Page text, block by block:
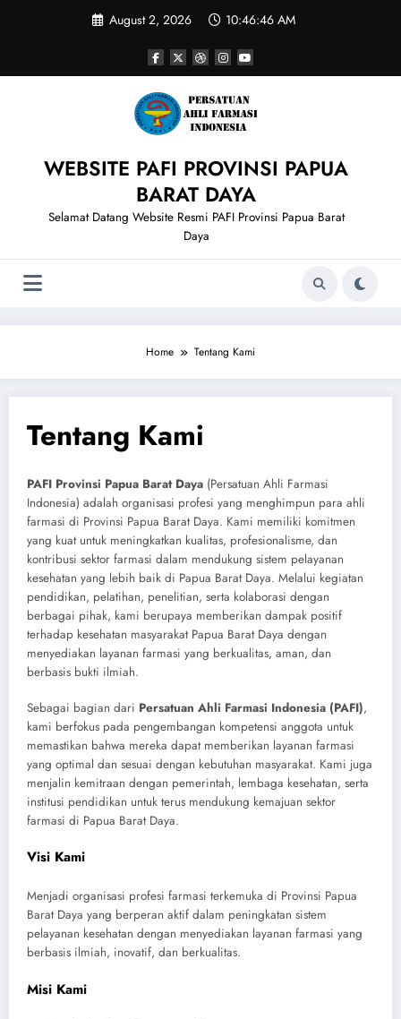
August 2, 2026 10:46:46 AM
WEBSITE PAFI PROVINSI PAPUA
BARAT DAYA
Selamat Datang Website Resmi PAFI Provinsi Papua Barat
Daya
Home Tentang Kami
Tentang Kami
PAFI Provinsi Papua Barat Daya (Persatuan Ahli Farmasi
Indonesia) adalah organisasi profesi yang menghimpun para ahli
farmasi di Provinsi Papua Barat Daya. Kami memiliki komitmen
yang kuat untuk meningkatkan kualitas, profesionalisme, dan
kontribusi sektor farmasi dalam mendukung sistem pelayanan
kesehatan yang lebih baik di Papua Barat Daya. Melalui kegiatan
pendidikan, pelatihan, penelitian, serta kolaborasi dengan
berbagai pihak, kami berupaya memberikan dampak positif
terhadap kesehatan masyarakat Papua Barat Daya dengan
menyediakan layanan farmasi yang berkualitas, aman, dan
berbasis bukti ilmiah.
Sebagai bagian dari Persatuan Ahli Farmasi Indonesia (PAFI),
kami berfokus pada pengembangan kompetensi anggota untuk
memastikan bahwa mereka dapat memberikan layanan farmasi
yang optimal dan sesuai dengan kebutuhan masyarakat. Kami juga
menjalin kemitraan dengan pemerintah, lembaga kesehatan, serta
institusi pendidikan untuk terus mendukung kemajuan sektor
farmasi di Papua Barat Daya.
Visi Kami
Menjadi organisasi profesi farmasi terkemuka di Provinsi Papua
Barat Daya yang berperan aktif dalam peningkatan sistem
pelayanan kesehatan dengan menyediakan layanan farmasi yang
berbasis ilmiah, inovatif, dan berkualitas.
Misi Kami